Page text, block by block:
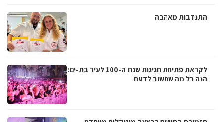
התנדבות מאהבה
לקראת פתיחת חגיגות שנת ה-100 לעיר בת-ים:
הנה כל מה שחשוב לדעת